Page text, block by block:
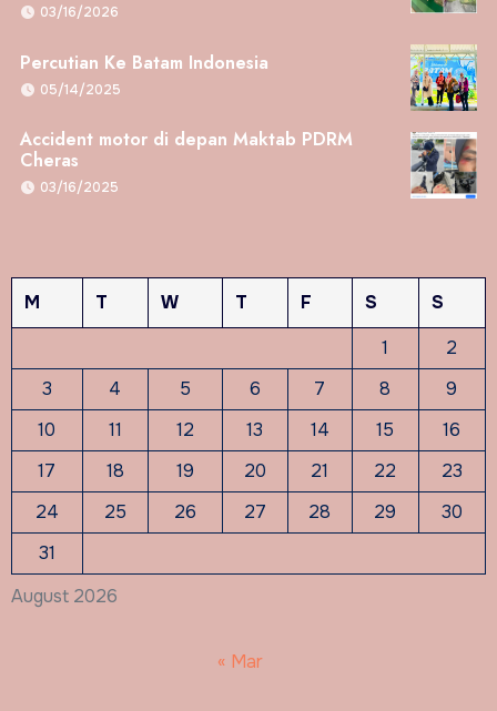
03/16/2026
Percutian Ke Batam Indonesia
05/14/2025
Accident motor di depan Maktab PDRM
Cheras
03/16/2025
August 2026
M T W T F S
S
1
2
3
4 5 6 7 8
9
10
11 12 13 14 15
16
17
18 19 20 21 22
23
24
25 26 27 28 29
30
31
« Mar